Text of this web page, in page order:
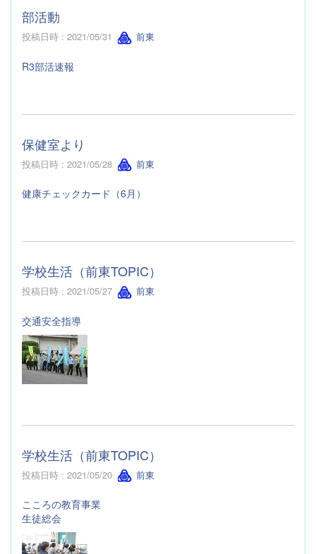
部活動
投稿日時 : 2021/05/31 前東
R3部活速報
保健室より
投稿日時 : 2021/05/28 前東
健康チェックカード（6月）
学校生活（前東TOPIC）
投稿日時 : 2021/05/27 前東
交通安全指導
学校生活（前東TOPIC）
投稿日時 : 2021/05/20 前東
こころの教育事業
生徒総会